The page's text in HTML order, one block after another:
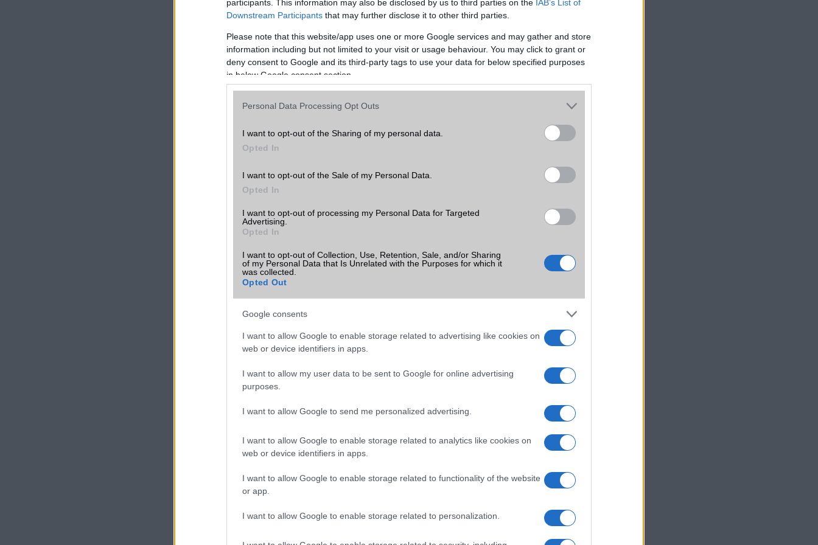
participants. This information may also be disclosed by us to third parties on the IAB’s List of
Downstream Participants that may further disclose it to other third parties.
Please note that this website/app uses one or more Google services and may gather and store
information including but not limited to your visit or usage behaviour. You may click to grant or
deny consent to Google and its third-party tags to use your data for below specified purposes
in below Google consent section.
Personal Data Processing Opt Outs
I want to opt-out of the Sharing of my personal data.
Opted In
I want to opt-out of the Sale of my Personal Data.
Opted In
I want to opt-out of processing my Personal Data for Targeted
Advertising.
Opted In
I want to opt-out of Collection, Use, Retention, Sale, and/or Sharing
of my Personal Data that Is Unrelated with the Purposes for which it
was collected.
Opted Out
Google consents
I want to allow Google to enable storage related to advertising like cookies on
web or device identifiers in apps.
I want to allow my user data to be sent to Google for online advertising
purposes.
I want to allow Google to send me personalized advertising.
I want to allow Google to enable storage related to analytics like cookies on
web or device identifiers in apps.
I want to allow Google to enable storage related to functionality of the website
or app.
I want to allow Google to enable storage related to personalization.
LINKEK
vélemények,
más telefonokkal
készülékről
További Motorola
mobiltelefonok
GPRS Van
EDGE Van
WAP 5HTML
MMS
Wi-Fi Direct Van
Wi-Fi HotSpot Van
NFC Van
GPS
aGPS (USA), Glonass (Orosz),
SUPL
AKKUMULÁTOR
Típus Li-Polimer
Készenléti idő h /